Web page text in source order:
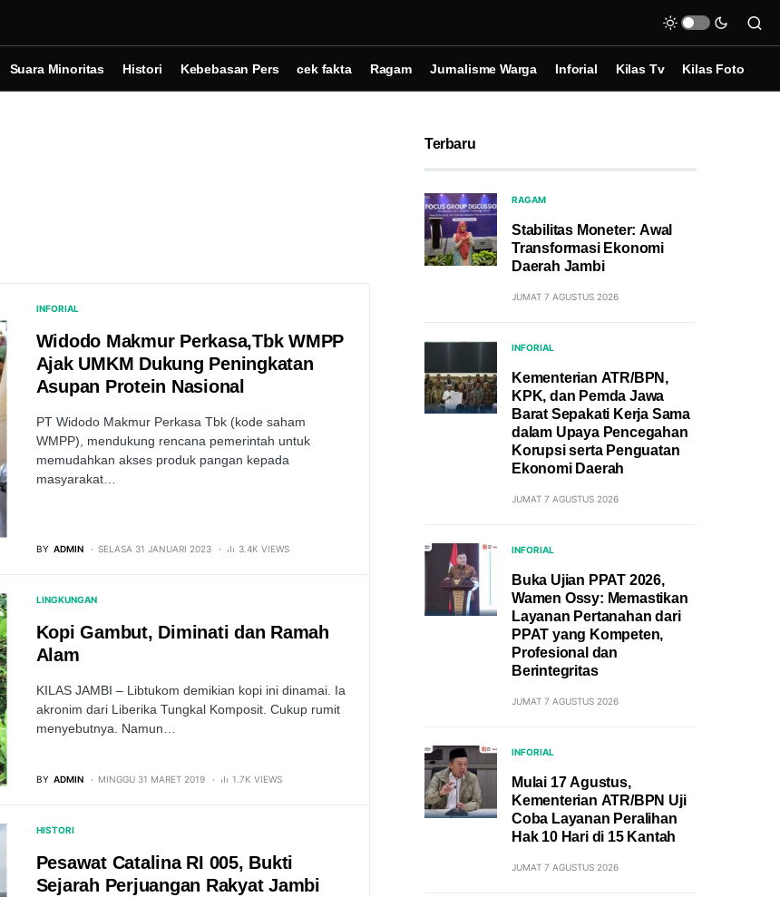
Suara Minoritas Histori Kebebasan Pers cek fakta Ragam Jurnalisme Warga Inforial Kilas Tv Kilas Foto
INFORIAL
Widodo Makmur Perkasa,Tbk WMPP
Ajak UMKM Dukung Peningkatan
Asupan Protein Nasional
PT Widodo Makmur Perkasa Tbk (kode saham
WMPP), mendukung rencana pemerintah untuk
memudahkan akses produk pangan kepada
masyarakat…
BY ADMIN SELASA 31 JANUARI 2023 3.4K VIEWS
LINGKUNGAN
Kopi Gambut, Diminati dan Ramah
Alam
KILAS JAMBI – Libtukom demikian kopi ini dinamai. Ia
akronim dari Liberika Tungkal Komposit. Cukup rumit
menyebutnya. Namun…
BY ADMIN MINGGU 31 MARET 2019 1.7K VIEWS
HISTORI
Pesawat Catalina RI 005, Bukti
Sejarah Perjuangan Rakyat Jambi
Terbaru
RAGAM
Stabilitas Moneter: Awal
Transformasi Ekonomi
Daerah Jambi
JUMAT 7 AGUSTUS 2026
INFORIAL
Kementerian ATR/BPN,
KPK, dan Pemda Jawa
Barat Sepakati Kerja Sama
dalam Upaya Pencegahan
Korupsi serta Penguatan
Ekonomi Daerah
JUMAT 7 AGUSTUS 2026
INFORIAL
Buka Ujian PPAT 2026,
Wamen Ossy: Memastikan
Layanan Pertanahan dari
PPAT yang Kompeten,
Profesional dan
Berintegritas
JUMAT 7 AGUSTUS 2026
INFORIAL
Mulai 17 Agustus,
Kementerian ATR/BPN Uji
Coba Layanan Peralihan
Hak 10 Hari di 15 Kantah
JUMAT 7 AGUSTUS 2026